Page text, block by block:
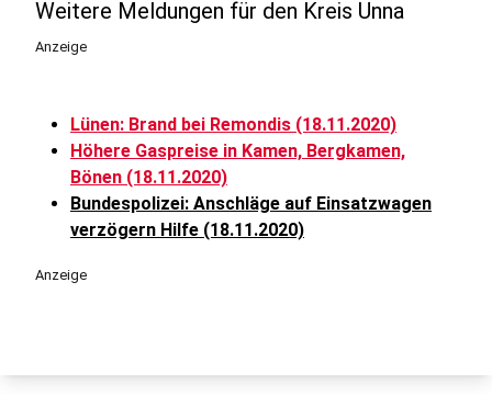
Weitere Meldungen für den Kreis Unna
Anzeige
Lünen: Brand bei Remondis (18.11.2020)
Höhere Gaspreise in Kamen, Bergkamen,
Bönen (18.11.2020)
Bundespolizei: Anschläge auf Einsatzwagen
verzögern Hilfe (18.11.2020)
Anzeige